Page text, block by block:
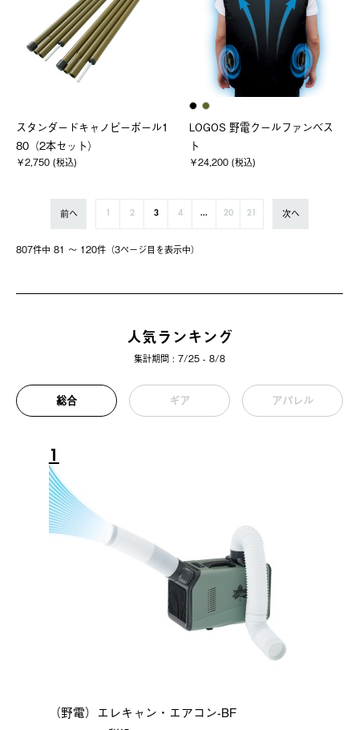
スタンダードキャノピーポール1
80（2本セット）
￥2,750 (税込)
LOGOS 野電クールファンベス
ト
￥24,200 (税込)
807件中 81 〜 120件（3ページ⽬を表⽰中）
前へ 1 2 3 4 ... 20 21 次へ
人気ランキング
集計期間 : 7/25 - 8/8
総合 ギア アパレル
1
（野電）エレキャン・エアコン-BF